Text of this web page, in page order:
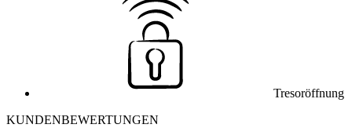
Tresoröffnung
KUNDENBEWERTUNGEN